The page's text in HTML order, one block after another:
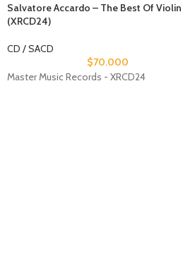
Salvatore Accardo – The Best Of Violin
(XRCD24)
CD / SACD
$70.000
Master Music Records - XRCD24